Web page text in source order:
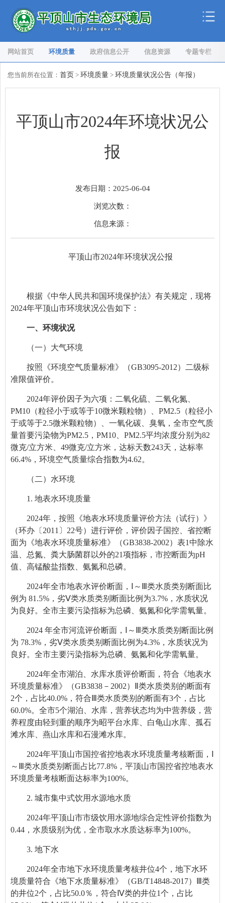
网站首页 环境质量 政府信息公开 信息资源 专题专栏
您当前所在位置： 首页 > 环境质量 > 环境质量状况公告（年报）
平顶山市2024年环境状况公
报
发布日期：2025-06-04
浏览次数：
信息来源：
平顶山市2024年环境状况公报
根据《中华人民共和国环境保护法》有关规定，现将
2024年平顶山市环境状况公告如下：
一、环境状况
（一）大气环境
按照《环境空气质量标准》（GB3095-2012）二级标
准限值评价。
2024年评价因子为六项：二氧化硫、二氧化氮、
PM10 （粒径小于或等于10微米颗粒物）、PM2.5 （粒径小
于或等于2.5微米颗粒物）、一氧化碳、臭氧，全市空气质
量首要污染物为PM2.5 ， PM10 、PM2.5平均浓度分别为82
微克/立方米、49微克/立方米， 达标天数243天，达标率
66.4%，环境空气质量综合指数为4.62。
（二）水环境
1. 地表水环境质量
2024年，按照《地表水环境质量评价方法（试行）》
（环办〔2011〕22号）进行评价，评价因子国控、省控断
面为《地表水环境质量标准》（GB3838-2002）表1中除水
温、总氮、粪大肠菌群以外的21项指标，市控断面为pH
值、高锰酸盐指数、氨氮和总磷。
2024年全市地表水评价断面，
Ⅰ～Ⅲ类水质类别断面比
例为 81.5%，劣Ⅴ类水质类别断面比例为3.7%，水质状况
为良好。全市主要污染指标为总磷、氨氮和化学需氧量。
2024 年全市河流评价断面，Ⅰ～Ⅲ类水质类别断面比例
为 78.3%，劣Ⅴ类水质类别断面比例为4.3%，水质状况为
良好。全市主要污染指标为总磷、氨氮和化学需氧量。
2024年全市湖泊、水库水质评价断面， 符合《地表水
环境质量标准》（GB3838－2002）Ⅱ类水质类别的断面有
2个，占比40.0%，符合Ⅲ类水质类别的断面有3个，占比
60.0%。全市5个湖泊、水库，营养状态均为中营养级，营
养程度由轻到重的顺序为昭平台水库、白龟山水库、孤石
滩水库、燕山水库和石漫滩水库。
2024年平顶山市国控省控地表水环境质量考核断面，
～Ⅲ类水质类别断面占比77.8%，平顶山市国控省控地表水
环境质量考核断面达标率为100%。
2. 城市集中式饮用水源地水质
2024年平顶山市市级饮用水源地综合定性评价指数为
0.44 ，水质级别为优，全市取水水质达标率为100%。
3. 地下水
2024年全市地下水环境质量考核井位4个，地下水环
境质量符合《地下水质量标准》（GB/T14848-2017）Ⅲ类
的井位2个，占比50.0％，符合Ⅳ类的井位1个，占比